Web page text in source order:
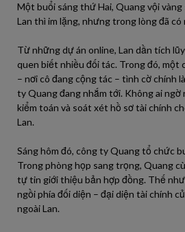
Một buổi sáng thứ Hai, Quang vội
Lan thì im lặng, nhưng trong lòng đã có
Từ những dự án online, Lan dần tích
quen biết nhiều đối tác. Trong đó, một
– nơi cô đang cộng tác – tình cờ chính
ty Quang đang nhắm tới. Không ai ngờ
kiểm toán và soát xét hồ sơ tài chính
Lan.
Sáng hôm đó, công ty Quang tổ chức
Trong phòng họp sang trọng, Quang
tự tin giới thiệu bản hợp đồng. Thế
ngồi phía đối diện – đại diện tài chính
ngoài Lan.